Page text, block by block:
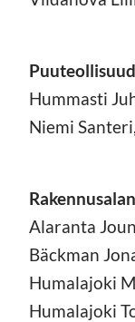
Hummasti
Niemi
Alaranta
Bäckman
Humalajoki
Humalajoki